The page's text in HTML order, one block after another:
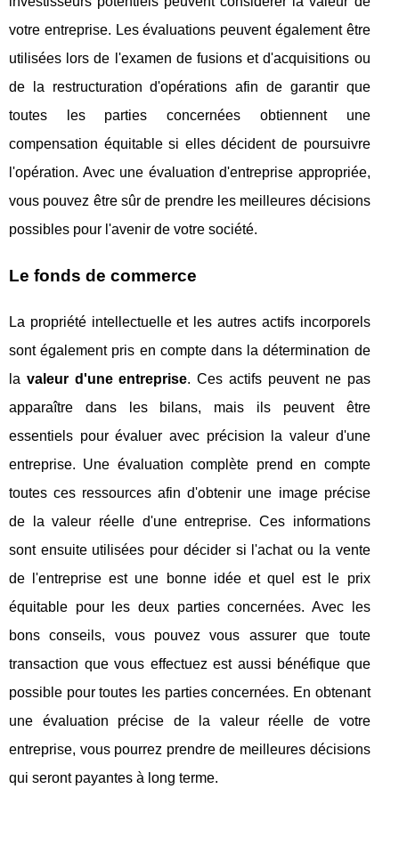
votre entreprise. Les évaluations peuvent également être
utilisées lors de l'examen de fusions et d'acquisitions ou
de la restructuration d'opérations afin de garantir que
toutes les parties concernées obtiennent une
compensation équitable si elles décident de poursuivre
l'opération. Avec une évaluation d'entreprise appropriée,
vous pouvez être sûr de prendre les meilleures décisions
possibles pour l'avenir de votre société.
Le fonds de commerce
La propriété intellectuelle et les autres actifs incorporels
sont également pris en compte dans la détermination de
la valeur d'une entreprise. Ces actifs peuvent ne pas
apparaître dans les bilans, mais ils peuvent être
essentiels pour évaluer avec précision la valeur d'une
entreprise. Une évaluation complète prend en compte
toutes ces ressources afin d'obtenir une image précise
de la valeur réelle d'une entreprise. Ces informations
sont ensuite utilisées pour décider si l'achat ou la vente
de l'entreprise est une bonne idée et quel est le prix
équitable pour les deux parties concernées. Avec les
bons conseils, vous pouvez vous assurer que toute
transaction que vous effectuez est aussi bénéfique que
possible pour toutes les parties concernées. En obtenant
une évaluation précise de la valeur réelle de votre
entreprise, vous pourrez prendre de meilleures décisions
qui seront payantes à long terme.